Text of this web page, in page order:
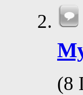
(8